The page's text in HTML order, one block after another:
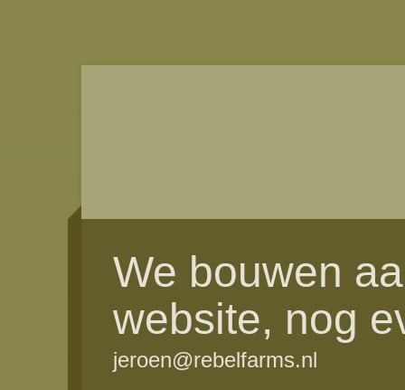
We bouwen
website, nog
jeroen@rebelfarms.nl